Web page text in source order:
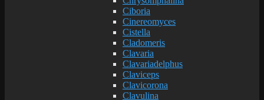
Ciboria
Cinereomyces
Cistella
Cladomeris
Clavaria
Clavariadelphus
Claviceps
Clavicorona
Clavulina